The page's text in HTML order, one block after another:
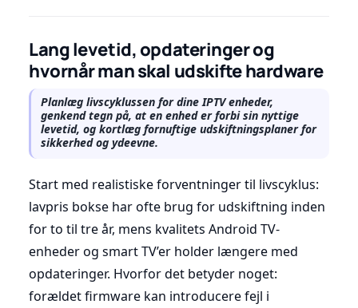
Lang levetid, opdateringer og
hvornår man skal udskifte hardware
Planlæg livscyklussen for dine IPTV enheder,
genkend tegn på, at en enhed er forbi sin nyttige
levetid, og kortlæg fornuftige udskiftningsplaner for
sikkerhed og ydeevne.
Start med realistiske forventninger til livscyklus:
lavpris bokse har ofte brug for udskiftning inden
for to til tre år, mens kvalitets Android TV-
enheder og smart TV’er holder længere med
opdateringer. Hvorfor det betyder noget:
forældet firmware kan introducere fejl i